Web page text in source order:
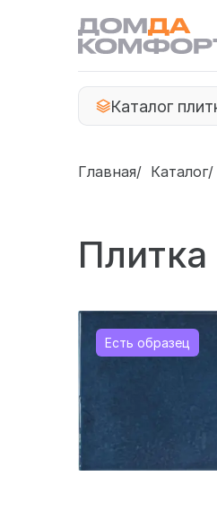
Каталог
Главная Каталог
Есть образец